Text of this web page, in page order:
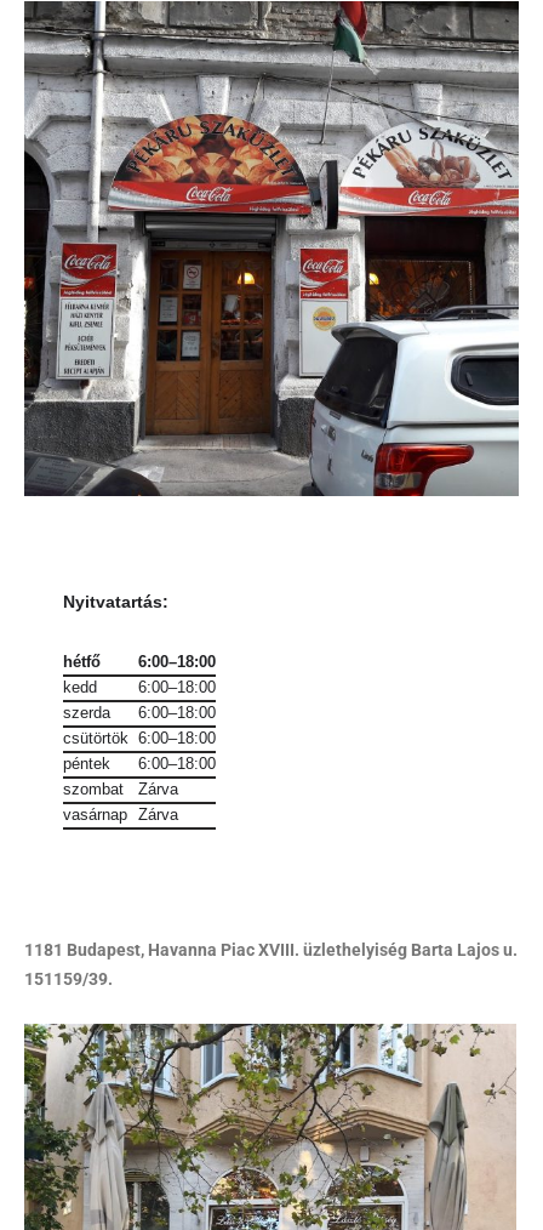
Nyitvatartás:
hétfő
6:00–18:00
kedd
6:00–18:00
szerda
6:00–18:00
csütörtök 6:00–18:00
péntek
6:00–18:00
szombat
Zárva
vasárnap
Zárva
1181 Budapest, Havanna Piac XVIII. üzlethelyiség Barta Lajos u.
151159/39.